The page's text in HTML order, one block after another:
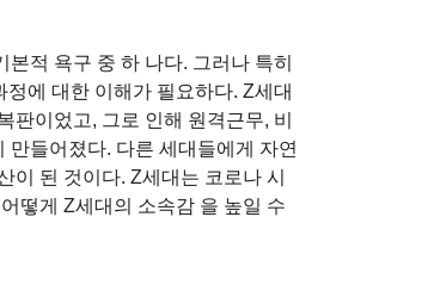
적 욕구 중 하 나다. 그러나 특히
에 대한 이해가 필요하다. Z세대
이었고, 그로 인해 원격근무, 비
들어졌다. 다른 세대들에게 자연
이 된 것이다. Z세대는 코로나 시
떻게 Z세대의 소속감 을 높일 수